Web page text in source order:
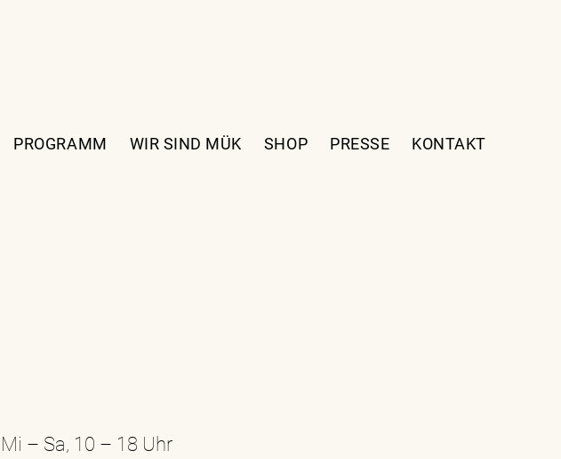
PROGRAMM WIR SIND MÜK SHOP PRESSE KONTAKT
Mi – Sa, 10 – 18 Uhr